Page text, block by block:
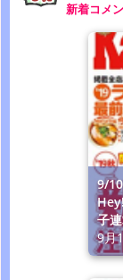
新着コメ
9/
子
9月